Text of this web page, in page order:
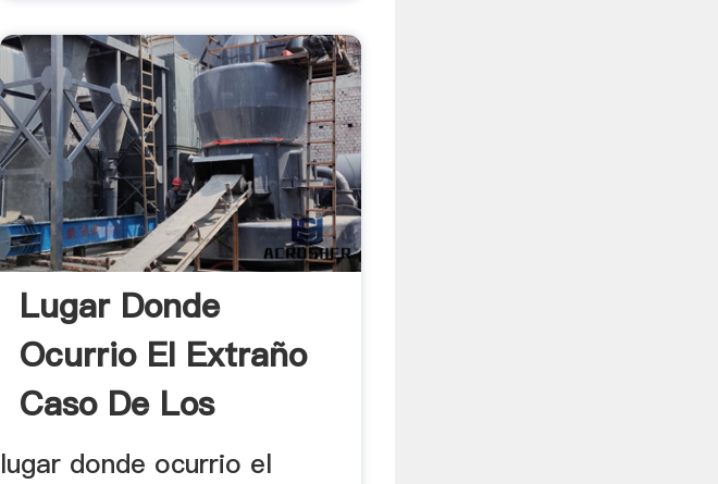
Lugar Donde
Ocurrio El Extraño
Caso De Los
Molinos
lugar donde ocurrio el